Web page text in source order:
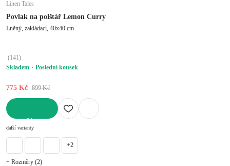
Linen Tales
Povlak na polštář Lemon Curry
Lněný, zakládací, 40x40 cm
(141)
Skladem
Poslední kousek
775 Kč 899 Kč
další varianty
+2
+ Rozměry (2)